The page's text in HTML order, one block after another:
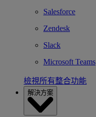
Salesforce
Zendesk
Slack
Microsoft Teams
檢視所有整合功能
解決方案